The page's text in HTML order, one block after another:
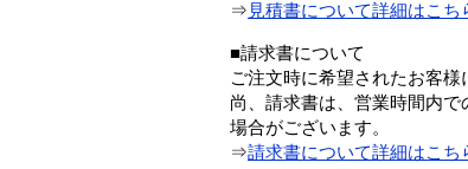
⇒ 見積書について詳細はこち
■請求書について
ご注文時に希望されたお客様
尚、請求書は、営業時間内
場合がございます。
⇒請求書について詳細はこち